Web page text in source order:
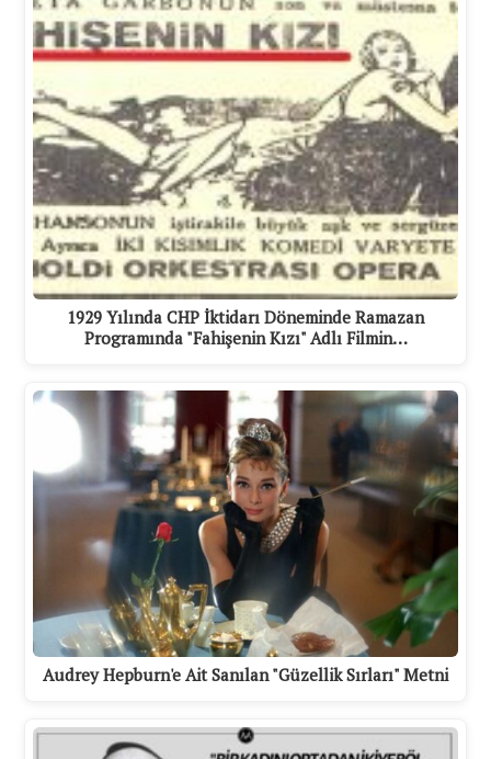
1929 Yılında CHP İktidarı Döneminde Ramazan
Programında "Fahişenin Kızı" Adlı Filmin…
Audrey Hepburn'e Ait Sanılan "Güzellik Sırları" Metni